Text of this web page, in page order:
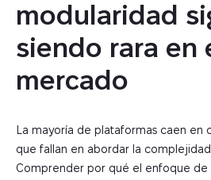
modularidad
siendo rara en
mercado
La mayoría de plataformas caen en
que fallan en abordar la complejidad
Comprender por qué el enfoque de